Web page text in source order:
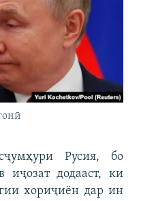
Русия, бо
додааст, ки
хориҷиён дар ин